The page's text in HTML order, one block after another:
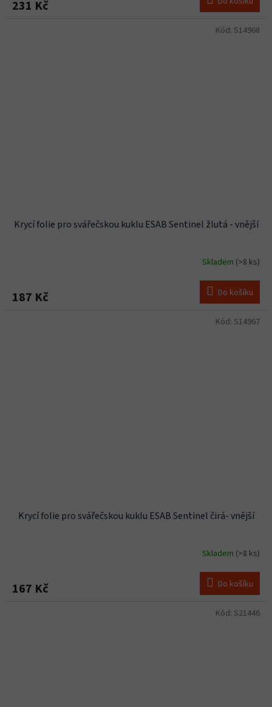
231 Kč
Krycí folie pro svářečskou kuklu ESAB Sentinel žlutá - vnější
Skladem (>8 ks)
187 Kč Do košíku
Kód: S14968
Krycí folie pro svářečskou kuklu ESAB Sentinel čirá- vnější
Skladem (>8 ks)
167 Kč Do košíku
Kód: S14967
Kód: S21446